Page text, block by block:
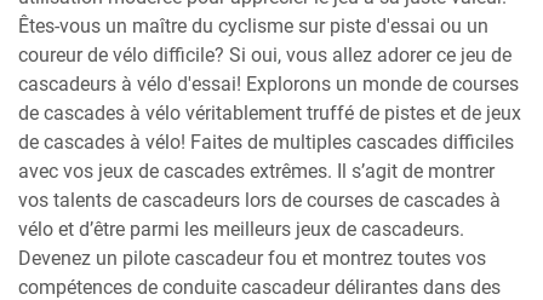
Êtes-vous un maître du cyclisme sur piste d'essai ou un
coureur de vélo difficile? Si oui, vous allez adorer ce jeu de
cascadeurs à vélo d'essai! Explorons un monde de courses
de cascades à vélo véritablement truffé de pistes et de jeux
de cascades à vélo! Faites de multiples cascades difficiles
avec vos jeux de cascades extrêmes. Il s’agit de montrer
vos talents de cascadeurs lors de courses de cascades à
vélo et d’être parmi les meilleurs jeux de cascadeurs.
Devenez un pilote cascadeur fou et montrez toutes vos
compétences de conduite cascadeur délirantes dans des